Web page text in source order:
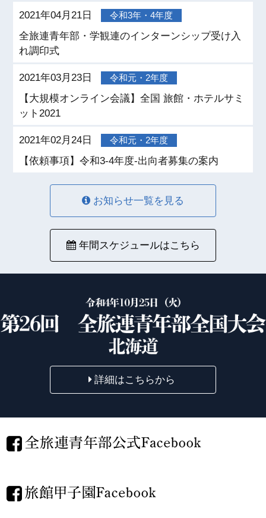
2021年04月21日 令和3年・4年度
全旅連青年部・学観連のインターンシップ受け入
れ調印式
2021年03月23日 令和元・2年度
【大規模オンライン会議】全国 旅館・ホテルサミ
ット2021
2021年02月24日 令和元・2年度
【依頼事項】令和3-4年度-出向者募集の案内
お知らせ一覧を見る
年間スケジュールはこちら
詳細はこちらから